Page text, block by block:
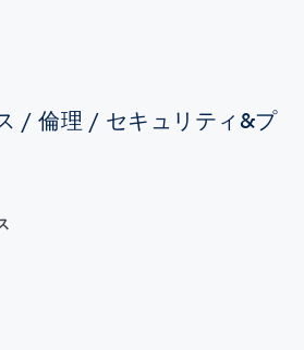
/ 倫理 / セキュリティ&プ